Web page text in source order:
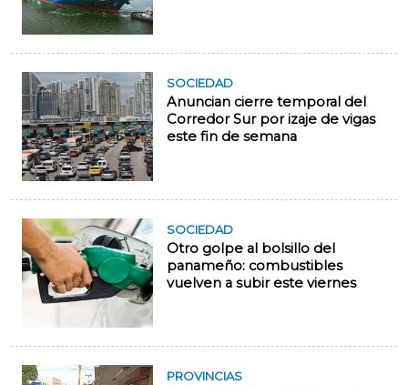
SOCIEDAD
Anuncian cierre temporal del
Corredor Sur por izaje de vigas
este fin de semana
SOCIEDAD
Otro golpe al bolsillo del
panameño: combustibles
vuelven a subir este viernes
PROVINCIAS